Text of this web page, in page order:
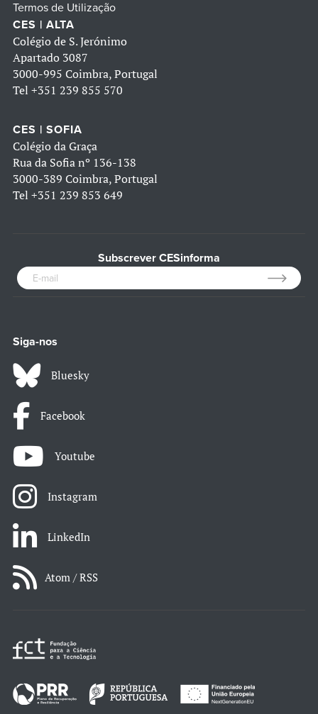
Termos de Utilização
CES | ALTA
Colégio de S. Jerónimo
Apartado 3087
3000-995 Coimbra, Portugal
Tel +351 239 855 570
CES | SOFIA
Colégio da Graça
Rua da Sofia nº 136-138
3000-389 Coimbra, Portugal
Tel +351 239 853 649
Subscrever CESinforma
Siga-nos
Bluesky
Facebook
Youtube
Instagram
LinkedIn
Atom / RSS